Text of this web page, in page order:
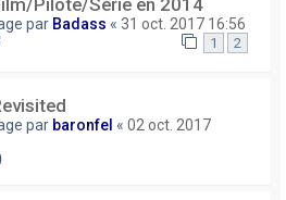
par Badass « 31 oct. 2017 16:56
1 2
par baronfel « 02 oct. 2017